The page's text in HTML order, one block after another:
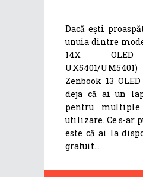
Dacă ești
unuia dintre
14X OLED
UX5401/
Zenbook 13
deja că ai un
pentru
utilizare. Ce s-ar
este că ai la
gratuit